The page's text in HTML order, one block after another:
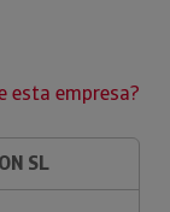
esta empresa?
SL